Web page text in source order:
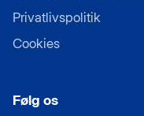
Privatlivspolitik
Cookies
Følg os